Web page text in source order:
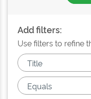
Add filters:
Use filters to refine